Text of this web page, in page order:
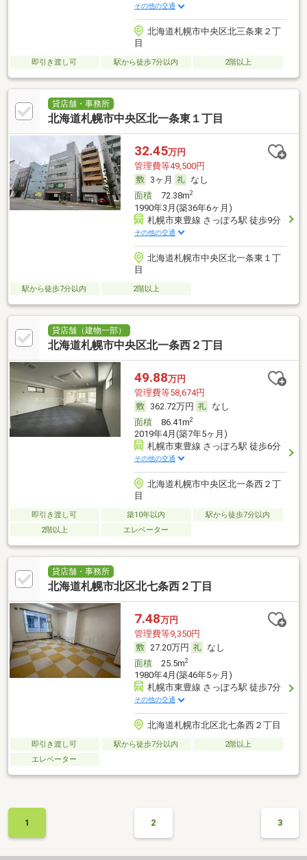
その他の交通
北海道札幌市中央区北三条東２丁
目
即引き渡し可 駅から徒歩7分以内 2階以上
貸店舗・事務所
北海道札幌市中央区北一条東１丁目
32.45万円
管理費等49,500円
3ヶ月
なし
面積72.38m2
1990年3月(築36年6ヶ月)
札幌市東豊線 さっぽろ駅 徒歩9分
その他の交通
北海道札幌市中央区北一条東１丁
目
駅から徒歩7分以内 2階以上
貸店舗（建物一部）
北海道札幌市中央区北一条西２丁目
49.88万円
管理費等58,674円
362.72万円
なし
面積86.41m2
2019年4月(築7年5ヶ月)
札幌市東豊線 さっぽろ駅 徒歩6分
その他の交通
北海道札幌市中央区北一条西２丁
目
即引き渡し可 築10年以内
駅から徒歩7分以内
2階以上
エレベーター
貸店舗・事務所
北海道札幌市北区北七条西２丁目
7.48万円
管理費等9,350円
27.20万円
なし
面積25.5m2
1980年4月(築46年5ヶ月)
札幌市東豊線 さっぽろ駅 徒歩7分
その他の交通
北海道札幌市北区北七条西２丁目
即引き渡し可 駅から徒歩7分以内
2階以上
エレベーター
1 2 3